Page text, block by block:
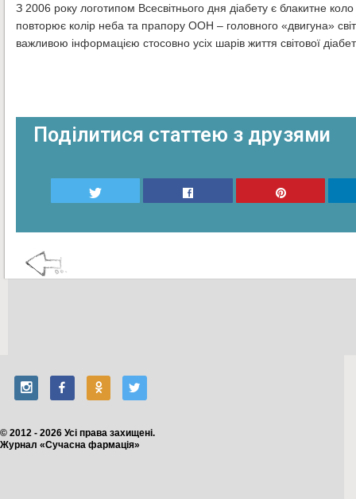
З 2006 року логотипом Всесвітнього дня діабету є блакитне
повторює колір неба та прапору ООН – головного «двигуна»
важливою інформацією стосовно усіх шарів життя світової
Поділитися статтею з друзями
© 2012 - 2026 Усі права захищені.
Журнал «Сучасна фармація»